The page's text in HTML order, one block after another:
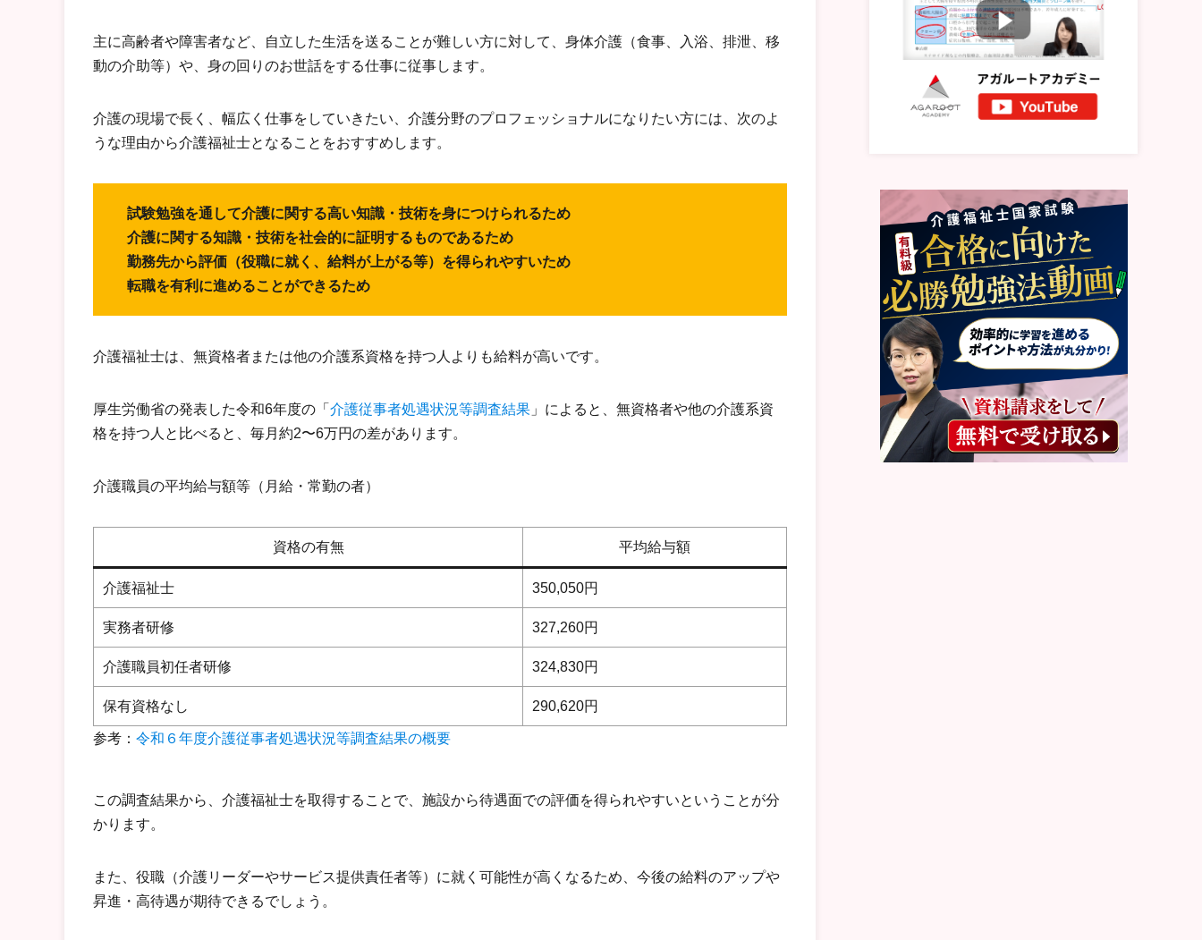
主に高齢者や障害者など、自立した生活を送ることが難しい方に対して、身体介護（食事、入浴、排泄、移
動の介助等）や、身の回りのお世話をする仕事に従事します。
介護の現場で長く、幅広く仕事をしていきたい、介護分野のプロフェッショナルになりたい方には、次のよ
うな理由から介護福祉士となることをおすすめします。
試験勉強を通して介護に関する高い知識・技術を身につけられるため
介護に関する知識・技術を社会的に証明するものであるため
勤務先から評価（役職に就く、給料が上がる等）を得られやすいため
転職を有利に進めることができるため
介護福祉士は、無資格者または他の介護系資格を持つ人よりも給料が高いです。
厚生労働省の発表した令和6年度の「 介護従事者処遇状況等調査結果 」によると、無資格者や他の介護系資
格を持つ人と比べると、毎月約2〜6万円の差があります。
介護職員の平均給与額等（月給・常勤の者）
資格の有無 平均給与額
介護福祉士 350,050円
実務者研修 327,260円
介護職員初任者研修 324,830円
保有資格なし 290,620円
参考： 令和６年度介護従事者処遇状況等調査結果の概要
この調査結果から、介護福祉士を取得することで、施設から待遇面での評価を得られやすいということが分
かります。
また、役職（介護リーダーやサービス提供責任者等）に就く可能性が高くなるため、今後の給料のアップや
昇進・高待遇が期待できるでしょう。